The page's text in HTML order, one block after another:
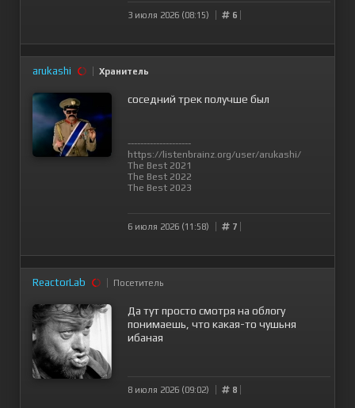
3 июля 2026 (08:15) 6
arukashi Хранитель
соседний трек получше был
--------------------
https://listenbrainz.org/user/arukashi/
The Best 2021
The Best 2022
The Best 2023
6 июля 2026 (11:58) 7
ReactorLab Посетитель
Да тут просто смотря на облогу
понимаешь, что какая-то чушьня
ибаная
8 июля 2026 (09:02) 8